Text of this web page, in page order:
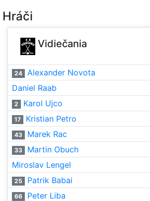
Hráči
Vidiečania
24
Alexander Novota
Daniel Raab
2 Karol Ujco
17 Kristian Petro
43 Marek Rac
33
Martin Obuch
Miroslav Lengel
25 Patrik Babai
66 Peter Liba